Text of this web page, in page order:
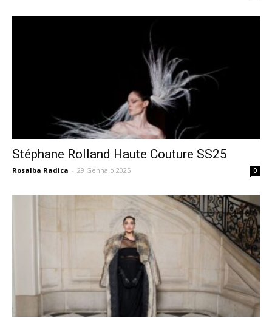
Stéphane Rolland Haute Couture SS25
Rosalba Radica - 29 Gennaio 2025 0